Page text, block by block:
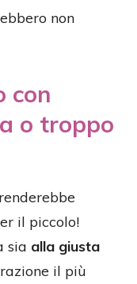
non
con
o troppo
il piccolo!
sia alla giusta
il più